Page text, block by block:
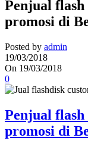
Penjual
promosi di
Posted by admin
19/03/2018
On 19/03/2018
0
Penjual
promosi di